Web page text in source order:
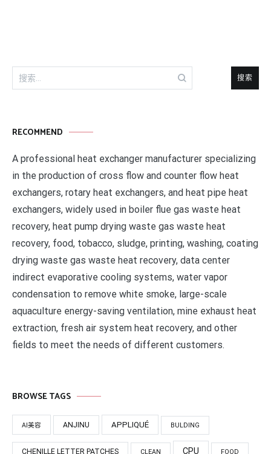
搜
索：
RECOMMEND
A professional heat exchanger manufacturer specializing
in the production of cross flow and counter flow heat
exchangers, rotary heat exchangers, and heat pipe heat
exchangers, widely used in boiler flue gas waste heat
recovery, heat pump drying waste gas waste heat
recovery, food, tobacco, sludge, printing, washing, coating
drying waste gas waste heat recovery, data center
indirect evaporative cooling systems, water vapor
condensation to remove white smoke, large-scale
aquaculture energy-saving ventilation, mine exhaust heat
extraction, fresh air system heat recovery, and other
fields to meet the needs of different customers.
BROWSE TAGS
AI美容 ANJINU APPLIQUÉ BULDING
CHENILLE LETTER PATCHES CLEAN CPU FOOD